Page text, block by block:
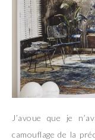
J’avoue que je
camouflage de la